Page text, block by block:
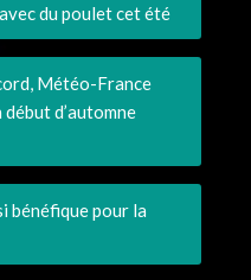
du poulet cet été
Météo-France
d’automne
bénéfique pour la